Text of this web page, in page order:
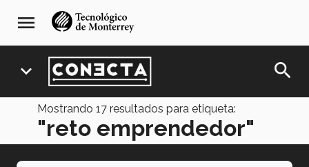
navegación
principal
menu
expand_more search
Mostrando 17resultados para etiqueta:
"reto emprendedor"